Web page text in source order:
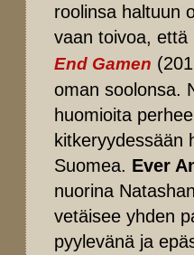
roolinsa haltuun
vaan toivoa,
End Gamen
oman soolonsa.
huomioita
kitkeryydessään
Suomea. Ever
nuorina
vetäisee yhden
pyylevänä ja